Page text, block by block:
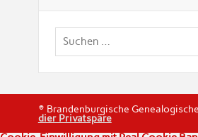
© Brandenburgische
dier Privatspäre